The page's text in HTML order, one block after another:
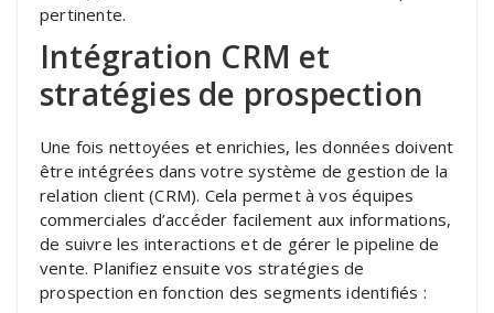
pertinente.
Intégration CRM et
stratégies de prospection
Une fois nettoyées et enrichies, les données doivent
être intégrées dans votre système de gestion de la
relation client (CRM). Cela permet à vos équipes
commerciales d’accéder facilement aux informations,
de suivre les interactions et de gérer le pipeline de
vente. Planifiez ensuite vos stratégies de
prospection en fonction des segments identifiés :